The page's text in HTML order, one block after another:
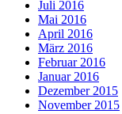
Juli 2016
Mai 2016
April 2016
März 2016
Februar 2016
Januar 2016
Dezember 2015
November 2015